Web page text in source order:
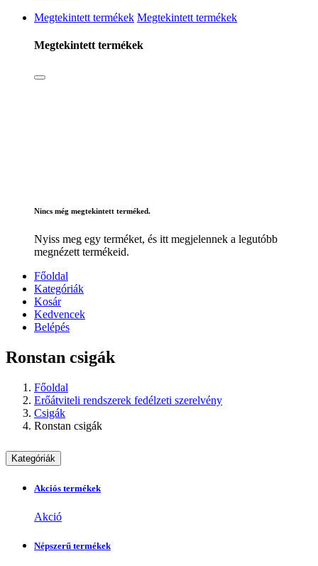
Megtekintett termékek Megtekintett termékek
Megtekintett termékek
Nincs még megtekintett terméked.
Nyiss meg egy terméket, és itt megjelennek a legutóbb
megnézett termékeid.
Főoldal
Kategóriák
Kosár
Kedvencek
Belépés
Ronstan csigák
Főoldal
Erőátviteli rendszerek fedélzeti szerelvény
Csigák
Ronstan csigák
Kategóriák
Akciós termékek
Akció
Népszerű termékek